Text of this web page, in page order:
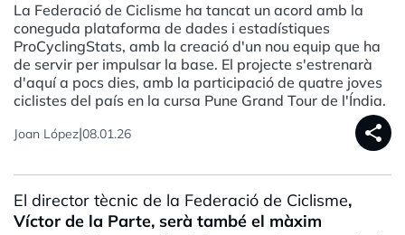
La Federació de Ciclisme ha tancat un acord amb la
coneguda plataforma de dades i estadístiques
ProCyclingStats, amb la creació d'un nou equip que ha
de servir per impulsar la base. El projecte s'estrenarà
d'aquí a pocs dies, amb la participació de quatre joves
ciclistes del país en la cursa Pune Grand Tour de l'Índia.
Joan López|08.01.26 share
El director tècnic de la Federació de Ciclisme,
Víctor de la Parte, serà també el màxim